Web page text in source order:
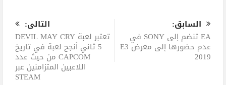
السابق:
EA تنضم إلى SONY في
عدم حضورها إلى معرض E3
2019
التالى:
تعتبر لعبة DEVIL MAY CRY
5 ثاني أنجح لعبة في تاريخ
CAPCOM من حيث عدد
اللاعبين المتزامنين عبر
STEAM